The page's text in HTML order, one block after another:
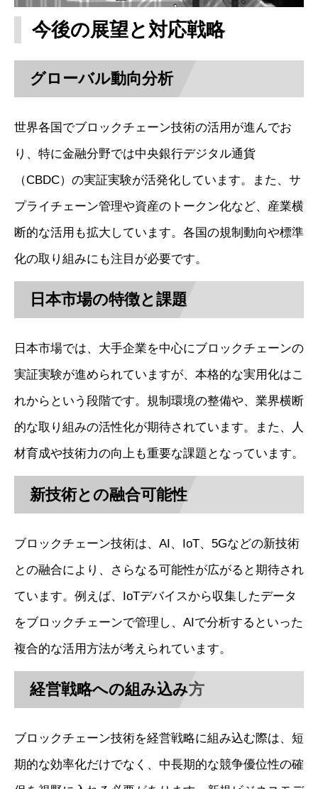
今後の展望と対応戦略
グローバル動向分析
世界各国でブロックチェーン技術の活用が進んでお
り、特に金融分野では中央銀行デジタル通貨
（CBDC）の実証実験が活発化しています。また、サ
プライチェーン管理や資産のトークン化など、産業横
断的な活用も拡大しています。各国の規制動向や標準
化の取り組みにも注目が必要です。
日本市場の特徴と課題
日本市場では、大手企業を中心にブロックチェーンの
実証実験が進められていますが、本格的な実用化はこ
れからという段階です。規制環境の整備や、業界横断
的な取り組みの活性化が期待されています。また、人
材育成や技術力の向上も重要な課題となっています。
新技術との融合可能性
ブロックチェーン技術は、AI、IoT、5Gなどの新技術
との融合により、さらなる可能性が広がると期待され
ています。例えば、IoTデバイスから収集したデータ
をブロックチェーンで管理し、AIで分析するといった
複合的な活用方法が考えられています。
経営戦略への組み込み方
ブロックチェーン技術を経営戦略に組み込む際は、短
期的な効率化だけでなく、中長期的な競争優位性の確